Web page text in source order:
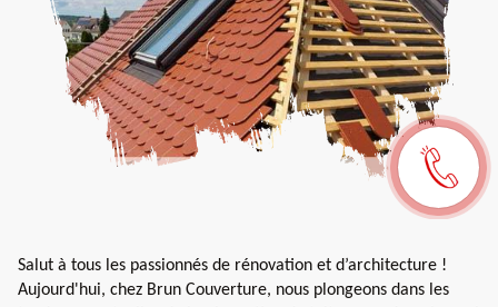
Salut à tous les passionnés de rénovation et d’architecture !
Aujourd'hui, chez Brun Couverture, nous plongeons dans les